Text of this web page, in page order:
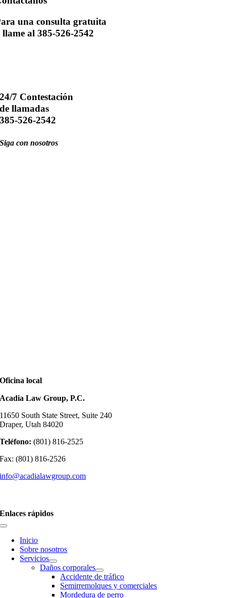
una consulta gratuita
llame al 385-526-2542
24/7 Contestación
de llamadas
385-526-2542
Siga con nosotros
Oficina local
Acadia Law Group, P.C.
11650 South State Street, Suite 240
Draper, Utah 84020
Teléfono: (801) 816-2525
Fax: (801) 816-2526
info@acadialawgroup.com
Enlaces rápidos
Inicio
Sobre nosotros
Servicios
Daños corporales
Accidente de tráfico
Semirremolques y comerciales
Mordedura de perro